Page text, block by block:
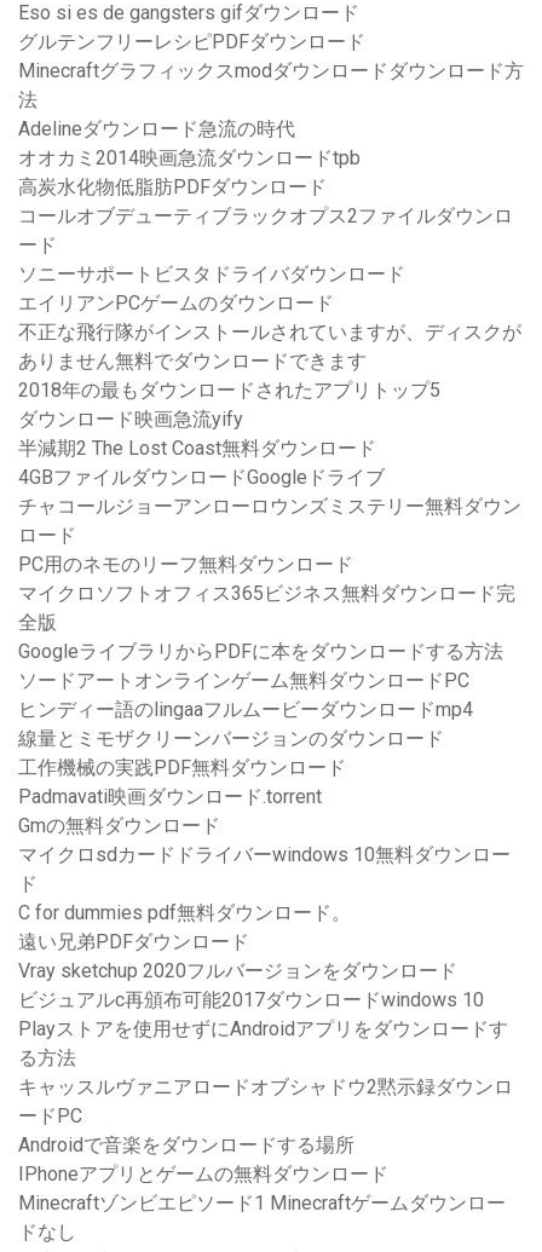
Eso si es de gangsters gifダウンロード
グルテンフリーレシピPDFダウンロード
Minecraftグラフィックスmodダウンロードダウンロード方
法
Adelineダウンロード急流の時代
オオカミ2014映画急流ダウンロードtpb
高炭水化物低脂肪PDFダウンロード
コールオブデューティブラックオプス2ファイルダウンロ
ード
ソニーサポートビスタドライバダウンロード
エイリアンPCゲームのダウンロード
不正な飛行隊がインストールされていますが、ディスクが
ありません無料でダウンロードできます
2018年の最もダウンロードされたアプリトップ5
ダウンロード映画急流yify
半減期2 The Lost Coast無料ダウンロード
4GBファイルダウンロードGoogleドライブ
チャコールジョーアンローロウンズミステリー無料ダウン
ロード
PC用のネモのリーフ無料ダウンロード
マイクロソフトオフィス365ビジネス無料ダウンロード完
全版
GoogleライブラリからPDFに本をダウンロードする方法
ソードアートオンラインゲーム無料ダウンロードPC
ヒンディー語のlingaaフルムービーダウンロードmp4
線量とミモザクリーンバージョンのダウンロード
工作機械の実践PDF無料ダウンロード
Padmavati映画ダウンロード.torrent
Gmの無料ダウンロード
マイクロsdカードドライバーwindows 10無料ダウンロー
ド
C for dummies pdf無料ダウンロード。
遠い兄弟PDFダウンロード
Vray sketchup 2020フルバージョンをダウンロード
ビジュアルc再頒布可能2017ダウンロードwindows 10
Playストアを使用せずにAndroidアプリをダウンロードす
る方法
キャッスルヴァニアロードオブシャドウ2黙示録ダウンロ
ードPC
Androidで音楽をダウンロードする場所
IPhoneアプリとゲームの無料ダウンロード
Minecraftゾンビエピソード1 Minecraftゲームダウンロー
ドなし